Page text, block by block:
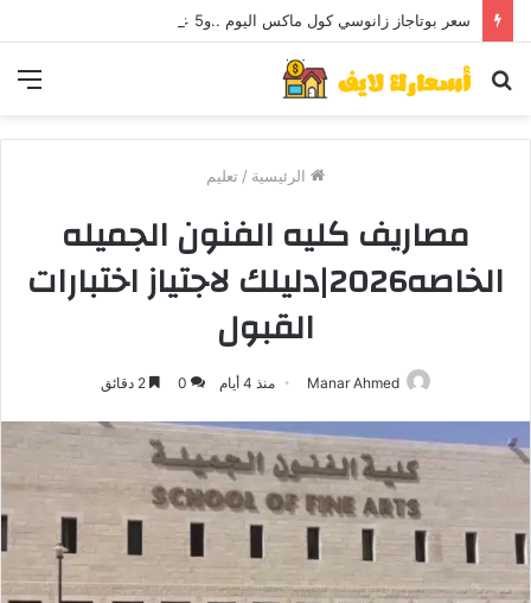
سعر بوتاجاز زانوسي كول ماكس اليوم ..و5 عيوب
بحث
الرئيسية / تعليم
مصاريف كليه الفنون الجميله
الخاصه2026|دليلك لاجتياز اختبارات
القبول
Manar Ahmed منذ 4 أيام 0